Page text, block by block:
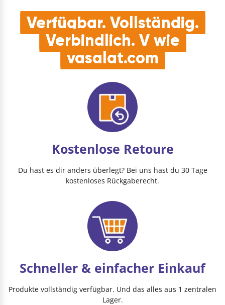
Verfügbar. Vollständig.
Verbindlich. V wie
vasalat.com
Kostenlose Retoure
Du hast es dir anders überlegt? Bei uns hast du 30 Tage
kostenloses Rückgaberecht.
Schneller & einfacher Einkauf
Produkte vollständig verfügbar. Und das alles aus 1 zentralen
Lager.